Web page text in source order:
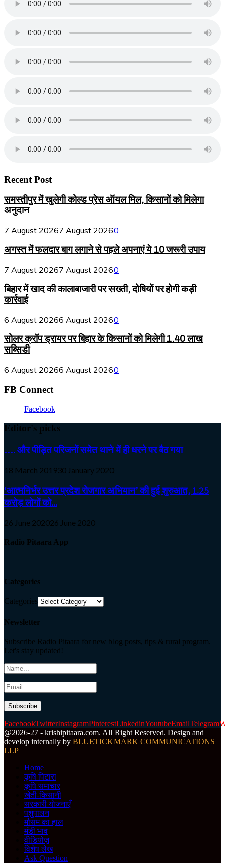
Recent Post
समस्तीपुर में खुलेगी कोल्ड प्रेस ऑयल मिल, किसानों को मिलेगा
अनुदान
7 August 20267 August 20260
अगस्त में फलदार बाग लगाने से पहले अपनाएं ये 10 जरूरी उपाय
7 August 20267 August 20260
बिहार में खाद की कालाबाजारी पर सख्ती, दोषियों पर होगी कड़ी
कार्रवाई
6 August 20266 August 20260
सोलर क्रॉप ड्रायर पर बिहार के किसानों को मिलेगी 1.40 लाख
सब्सिडी
6 August 20266 August 20260
FB Connect
Facebook
Editor's picks
…. और पीड़ित परिजनों समेत थाने में ही धरने पर बैठ गया
18 March 201930 January 2020
‘आत्मनिर्भर उत्तर प्रदेश रोजगार अभियान’ की हुई शुरुआत, 1.25
करोड़ लोगों को...
26 June 202026 June 2020
Radio Pitaara App
Categories
Categories
Newsletter
Subscribe Radio Pitaara for new blog posts, tips & rural program.
Let's stay updated!
FacebookTwitterInstagramPinterestLinkedinYoutubeEmailTelegram
@2026-27 - krishipitaara.com. All Right Reserved. Design and
develop internally by BLUETICKMARK COMMUNICATIONS
LLP
Home
कृषि पिटारा
कृषि समाचार
खेती-किसानी
सरकारी योजनाएँ
पशुपालन
मौसम का हाल
मंडी भाव
वीडियोज़
विशेष लेख
Ask Question